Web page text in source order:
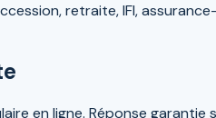
retraite, IFI,
en ligne. Réponse garantie